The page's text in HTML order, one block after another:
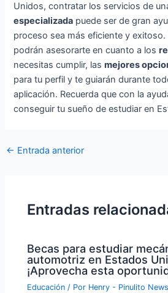
Unidos, contratar los servicios de
especializada puede ser de gran
proceso sea más eficiente y
podrán asesorarte en cuanto a los
necesitas cumplir, lasmejores
para tu perfil y te guiarán durante
aplicación. Recuerda que con la
conseguir tu sueño de estudiar en
Navegación
← Entrada anterior
Entradas
Becas para estudiar
automotriz en Estados
¡Aprovecha esta
Educación / Por Henry - Pinulito News